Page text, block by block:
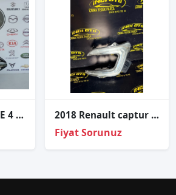
RENAULT MEGANE 4 ORJİNAL ÇIKMA SAĞ FAR B 2018 Renault captur Sağ gündüz Ledi beyin ile Sıfır Orjinal
Fiyat Sorunuz